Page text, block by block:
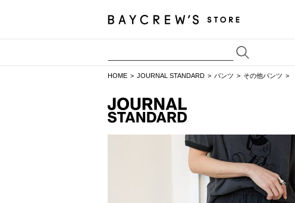
HOME JOURNAL STANDARD パンツ その他パンツ